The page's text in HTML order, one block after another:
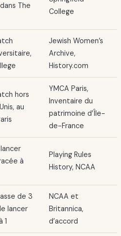
The
College
Jewish Women’s
Archive,
History.com
hors
au
YMCA Paris,
Inventaire du
patrimoine d’Île-
de-France
à
Playing Rules
History, NCAA
de 3
lancer
1
NCAA et
Britannica,
d’accord